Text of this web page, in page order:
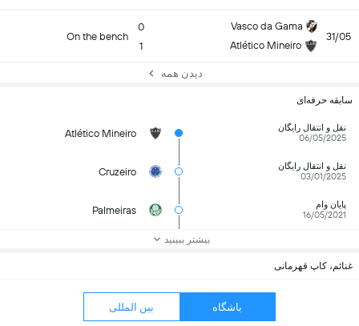
31/05
Vasco da Gama
Atlético Mineiro
0
1
On the bench
دیدن همه
سابقه حرفه‌ای
نقل و انتقال رایگان
06/05/2025
Atlético Mineiro
نقل و انتقال رایگان
03/01/2025
Cruzeiro
پایان وام
16/05/2021
Palmeiras
بیشتر ببینید
غنائم، کاپ قهرمانی
باشگاه بین المللی